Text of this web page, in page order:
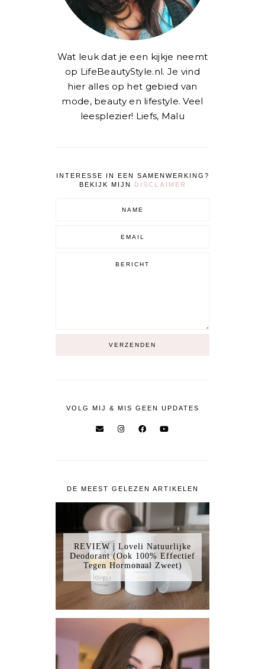
Wat leuk dat je een kijkje neemt
op LifeBeautyStyle.nl. Je vind
hier alles op het gebied van
mode, beauty en lifestyle. Veel
leesplezier! Liefs, Malu
INTERESSE IN EEN SAMENWERKING?
BEKIJK MIJN
DISCLAIMER
VOLG MIJ & MIS GEEN UPDATES
DE MEEST GELEZEN ARTIKELEN
REVIEW | Loveli Natuurlijke
Deodorant (Ook 100% Effectief
Tegen Hormonaal Zweet)